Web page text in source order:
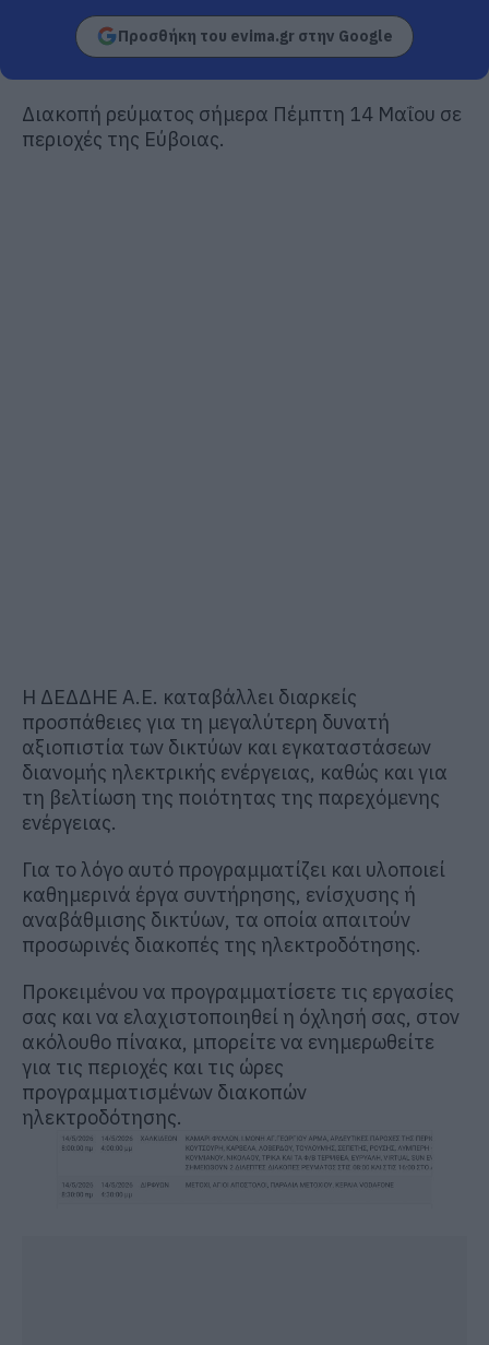
Προσθήκη του evima.gr στην Google
Διακοπή ρεύματος σήμερα Πέμπτη 14 Μαΐου σε
περιοχές της Εύβοιας.
H ΔΕΔΔΗΕ Α.Ε. καταβάλλει διαρκείς
προσπάθειες για τη μεγαλύτερη δυνατή
αξιοπιστία των δικτύων και εγκαταστάσεων
διανομής ηλεκτρικής ενέργειας, καθώς και για
τη βελτίωση της ποιότητας της παρεχόμενης
ενέργειας.
Για το λόγο αυτό προγραμματίζει και υλοποιεί
καθημερινά έργα συντήρησης, ενίσχυσης ή
αναβάθμισης δικτύων, τα οποία απαιτούν
προσωρινές διακοπές της ηλεκτροδότησης.
Προκειμένου να προγραμματίσετε τις εργασίες
σας και να ελαχιστοποιηθεί η όχλησή σας, στον
ακόλουθο πίνακα, μπορείτε να ενημερωθείτε
για τις περιοχές και τις ώρες
προγραμματισμένων διακοπών
ηλεκτροδότησης.